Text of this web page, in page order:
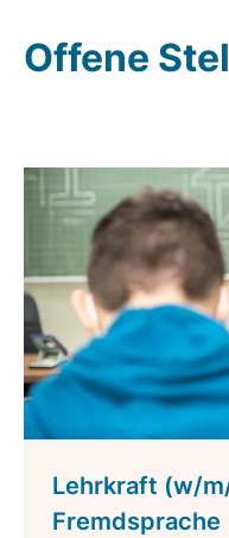
Offene
Lehrkraft (w/
Fremdsprache